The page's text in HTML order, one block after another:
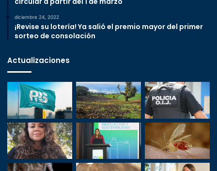
diciembre 24, 2022
¡Revise su lotería! Ya salió el premio mayor del primer
sorteo de consolación
Actualizaciones